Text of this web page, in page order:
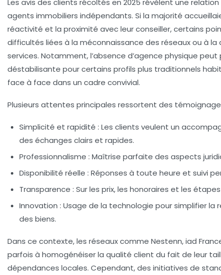
agents immobiliers indépendants. Si la majorité
réactivité et la proximité avec leur conseiller, certains
difficultés liées à la méconnaissance des réseaux ou à la
services. Notamment, l’absence d’agence physique
déstabilisante pour certains profils plus traditionnels
face à face dans un cadre convivial.
Plusieurs attentes principales ressortent des
Simplicité et rapidité : Les clients veulent un
des échanges clairs et rapides.
Professionnalisme : Maîtrise parfaite des aspects
Disponibilité réelle : Réponses à toute heure et suivi
Transparence : Sur les prix, les honoraires et les
Innovation : Usage de la technologie pour simplifier la
des biens.
Dans ce contexte, les réseaux comme Nestenn, iad
parfois à homogénéiser la qualité client du fait de leur
dépendances locales. Cependant, des initiatives de